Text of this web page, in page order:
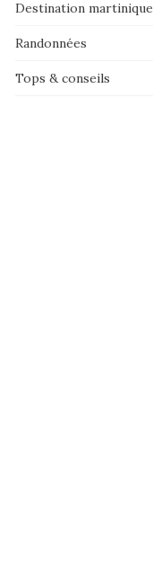
Destination martinique
Randonnées
Tops & conseils